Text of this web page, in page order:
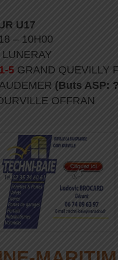
U17
– 10H00
LUNERAY
1-5 GRAND QUEVILLY
(Buts ASP:
OFFRAN